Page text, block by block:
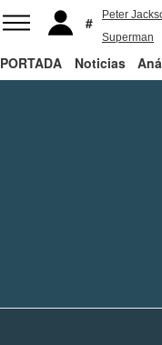
Peter
Superman
PORTADA Noticias